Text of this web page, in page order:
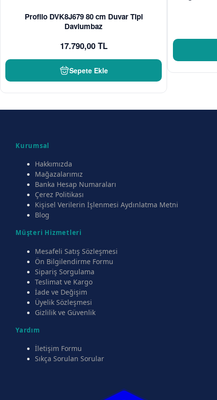
Profilo DVK8J679 80 cm Duvar Tipi
Davlumbaz
17.790,00 TL
Sepete Ekle
Kurumsal
Hakkımızda
Mağazalarımız
Banka Hesap Numaraları
Çerez Politikası
Kişisel Verilerin İşlenmesi Aydınlatma Metni
Blog
Müşteri Hizmetleri
Mesafeli Satış Sözleşmesi
Ön Bilgilendirme Formu
Sipariş Sorgulama
Teslimat ve Kargo
İade ve Değişim
Üyelik Sözleşmesi
Gizlilik ve Güvenlik
Yardım
İletişim Formu
Sıkça Sorulan Sorular